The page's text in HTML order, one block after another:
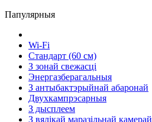
Папулярныя
Wi-Fi
Стандарт (60 см)
З зонай свежасці
Энергазберагальныя
З антыбактэрыйнай абаронай
Двухкампрэсарныя
З дысплеем
З вялікай маразільнай камерай